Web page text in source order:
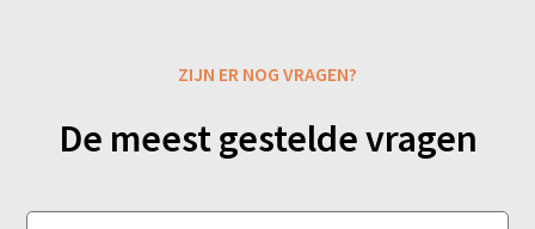
ZIJN ER NOG VRAGEN?
De meest gestelde vragen